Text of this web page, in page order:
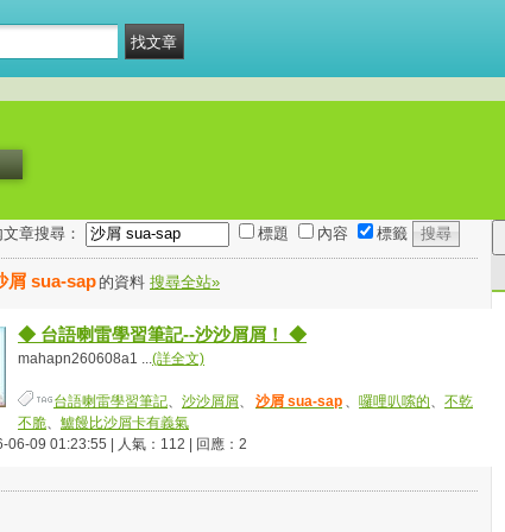
章搜尋： 標題 內容 標籤
屑 sua-sap 的資料 搜尋全站»
◆ 台語喇雷學習筆記--沙沙屑屑！ ◆
mahapn260608a1 ...(詳全文)
台語喇雷學習筆記、 沙沙屑屑、 沙屑 sua-sap 、 囉哩叭嗦的、 不乾
不脆、 鱸饅比沙屑卡有義氣
06-09 01:23:55 | 人氣：112 | 回應：2